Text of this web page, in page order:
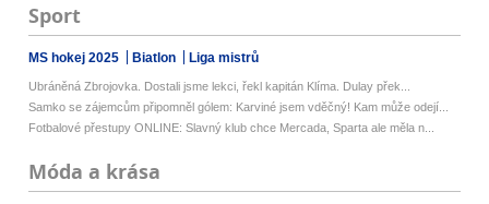
Sport
MS hokej 2025 Biatlon Liga mistrů
Ubráněná Zbrojovka. Dostali jsme lekci, řekl kapitán Klíma. Dulay přek...
Samko se zájemcům připomněl gólem: Karviné jsem vděčný! Kam může odejí...
Fotbalové přestupy ONLINE: Slavný klub chce Mercada, Sparta ale měla n...
Móda a krása